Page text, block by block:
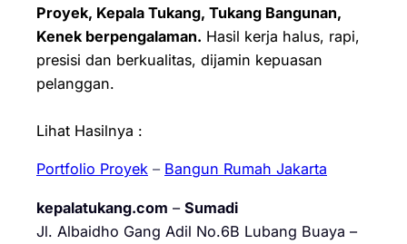
Proyek, Kepala Tukang, Tukang Bangunan,
Kenek berpengalaman. Hasil kerja halus, rapi,
presisi dan berkualitas, dijamin kepuasan
pelanggan.
Lihat Hasilnya :
Portfolio Proyek – Bangun Rumah Jakarta
kepalatukang.com – Sumadi
Jl. Albaidho Gang Adil No.6B Lubang Buaya –